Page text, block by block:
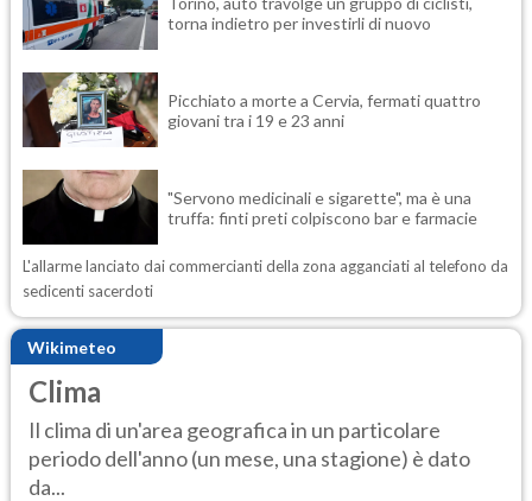
torna indietro per investirli di nuovo
Picchiato a morte a Cervia, fermati quattro
giovani tra i 19 e 23 anni
"Servono medicinali e sigarette", ma è una
truffa: finti preti colpiscono bar e farmacie
L'allarme lanciato dai commercianti della zona agganciati al telefono da
sedicenti sacerdoti
Wikimeteo
Clima
Il clima di un'area geografica in un particolare
periodo dell'anno (un mese, una stagione) è dato
da...